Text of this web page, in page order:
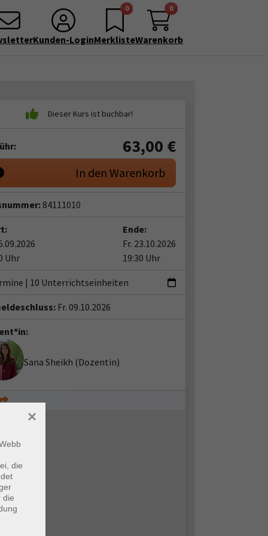
Kunden-Login
0
Merkliste
0
Warenkorb
63,00 €
In den Warenkorb
84111010
Uhr
Ende:
Fr. 23.10.2026
19:30 Uhr
| 10 Unterrichtseinheiten
Fr. 09.10.2026
Sana Sheikh (Dozentin)
die
die
×